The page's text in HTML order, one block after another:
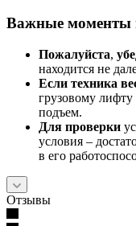
Важные моменты
Пожалуйста,
находится не
Если техника
грузовому лифту
подъем.
Для проверки
условия –
в его
Отзывы